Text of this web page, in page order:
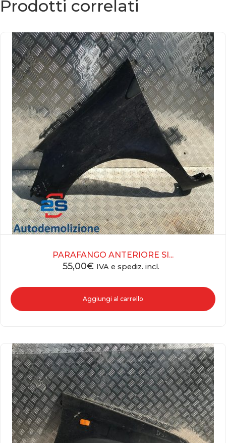
Prodotti correlati
PARAFANGO ANTERIORE SI...
55,00€ IVA e spediz. incl.
Aggiungi al carrello